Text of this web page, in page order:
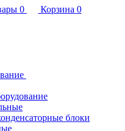
0 Корзина 0
блоки